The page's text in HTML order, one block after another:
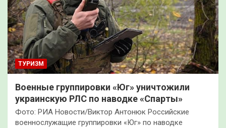
ТУРИЗМ
Военные группировки «Юг» уничтожили
украинскую РЛС по наводке «Спарты»
Фото: РИА Новости/Виктор Антонюк Российские
военнослужащие группировки «Юг» по наводке